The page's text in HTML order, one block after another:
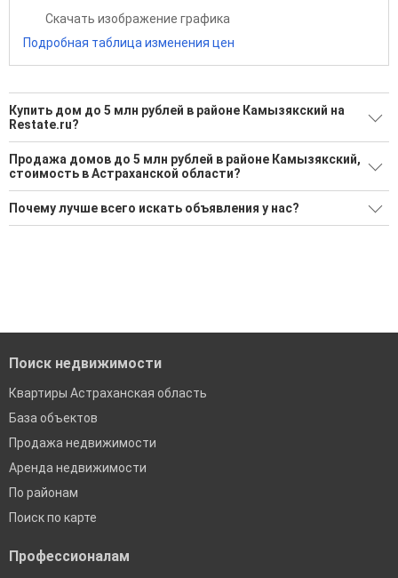
Скачать изображение графика
Подробная таблица изменения цен
Купить дом до 5 млн рублей в районе Камызякский на
Restate.ru?
Поможем Купить дом до 5 млн рублей в районе
Камызякский?
3 актуальных и проверенных объявления
Воспользуйтесь нашим поиском по новостройкам, для
Продажа домов до 5 млн рублей в районе Камызякский,
стоимость в Астраханской области?
Минимальная цена: 1 300 000 Р. Максимальная цена: 4 550
000 Р; Средняя: 3 150 000 Р
Почему лучше всего искать объявления у нас?
Поиск недвижимости
Квартиры Астраханская область
База объектов
Продажа недвижимости
Аренда недвижимости
По районам
Поиск по карте
Профессионалам